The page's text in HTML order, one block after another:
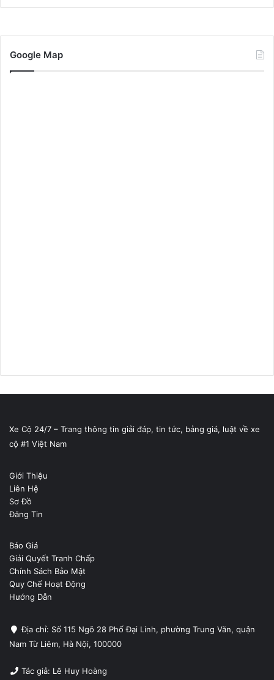
Google Map
Xe Cộ 24/7 – Trang thông tin giải đáp, tin tức, bảng giá, luật về xe
cộ #1 Việt Nam
Giới Thiệu
Liên Hệ
Sơ Đồ
Đăng Tin
Báo Giá
Giải Quyết Tranh Chấp
Chính Sách Bảo Mật
Quy Chế Hoạt Động
Hướng Dẫn
Địa chỉ: Số 115 Ngõ 28 Phố Đại Linh, phường Trung Văn, quận
Nam Từ Liêm, Hà Nội, 100000
Tác giả: Lê Huy Hoàng